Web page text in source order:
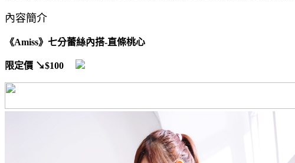
內容簡介
《Amiss》七分蕾絲內搭-直條桃心
限定價 ↘$100